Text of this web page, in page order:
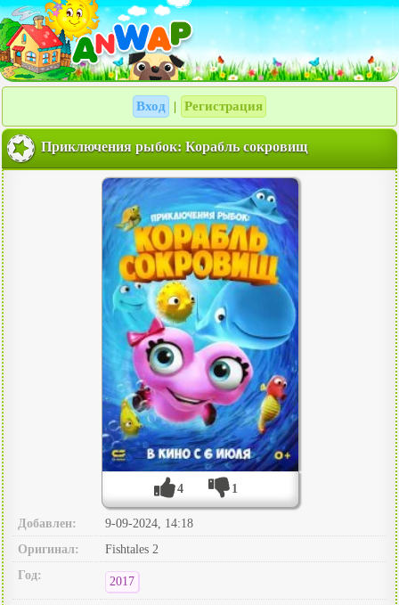
Вход Регистрация
Приключения рыбок: Корабль сокровищ
4 1
Добавлен:
9-09-2024, 14:18
Оригинал:
Fishtales 2
Год:
2017